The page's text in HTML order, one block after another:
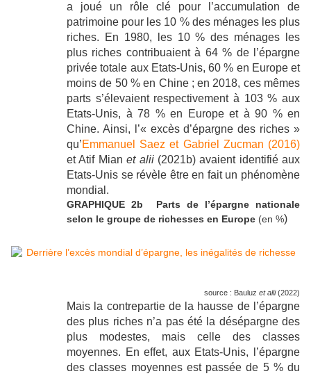
a joué un rôle clé pour l’accumulation de
patrimoine pour les 10 % des ménages les plus
riches. En 1980, les 10 % des ménages les
plus riches contribuaient à 64 % de l’épargne
privée totale aux Etats-Unis, 60 % en Europe et
moins de 50 % en Chine ; en 2018, ces mêmes
parts s’élevaient respectivement à 103 % aux
Etats-Unis, à 78 % en Europe et à 90 % en
Chine. Ainsi, l’« excès d’épargne des riches »
qu’Emmanuel Saez et Gabriel Zucman (2016)
et Atif Mianet alii (2021b) avaient identifié aux
Etats-Unis se révèle être en fait un phénomène
mondial.
GRAPHIQUE 2b Parts de l’épargne nationale
selon le groupe de richesses en Europe (en %)
source : Bauluz et alii(2022)
Mais la contrepartie de la hausse de l’épargne
des plus riches n’a pas été la désépargne des
plus modestes, mais celle des classes
moyennes. En effet, aux Etats-Unis, l’épargne
des classes moyennes est passée de 5 % du